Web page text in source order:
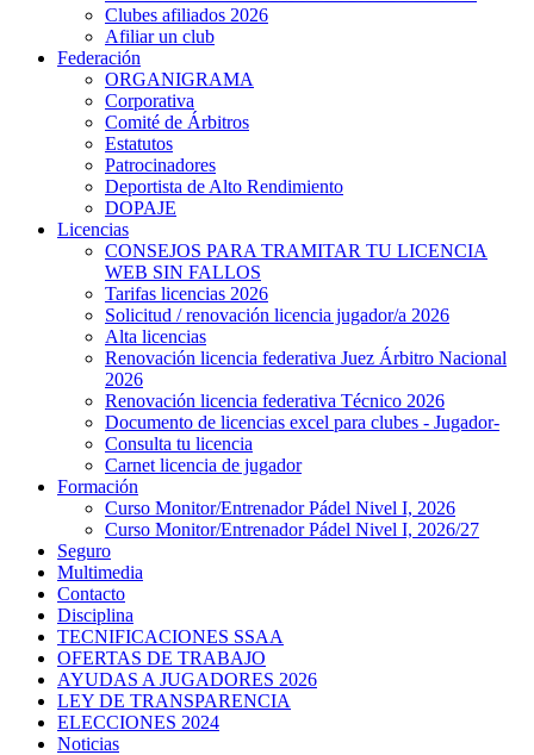
Clubes afiliados 2026
Afiliar un club
Federación
ORGANIGRAMA
Corporativa
Comité de Árbitros
Estatutos
Patrocinadores
Deportista de Alto Rendimiento
DOPAJE
Licencias
CONSEJOS PARA TRAMITAR TU LICENCIA
WEB SIN FALLOS
Tarifas licencias 2026
Solicitud / renovación licencia jugador/a 2026
Alta licencias
Renovación licencia federativa Juez Árbitro Nacional
2026
Renovación licencia federativa Técnico 2026
Documento de licencias excel para clubes - Jugador-
Consulta tu licencia
Carnet licencia de jugador
Formación
Curso Monitor/Entrenador Pádel Nivel I, 2026
Curso Monitor/Entrenador Pádel Nivel I, 2026/27
Seguro
Multimedia
Contacto
Disciplina
TECNIFICACIONES SSAA
OFERTAS DE TRABAJO
AYUDAS A JUGADORES 2026
LEY DE TRANSPARENCIA
ELECCIONES 2024
Noticias